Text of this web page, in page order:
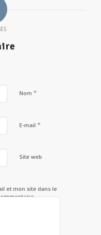
Nom *
E-mail *
Site web
et mon site dans le